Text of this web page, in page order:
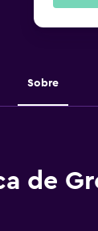
Sobre
de